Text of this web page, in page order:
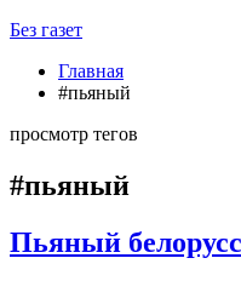
Без газет
Главная
#пьяный
просмотр тегов
#пьяный
Пьяный